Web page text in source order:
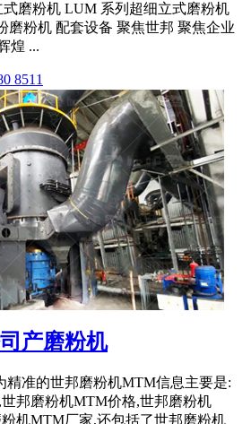
式磨粉机 LUM 系列超细立式磨粉机
磨粉机 配套设备 聚焦世邦 聚焦企业
煌 ...
8511
产磨粉机
精准的世邦磨粉机MTM信息主要是:
邦磨粉机MTM价格,世邦磨粉机
机MTM厂家,还包括了世邦磨粉机